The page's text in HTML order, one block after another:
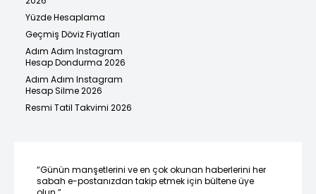
Yüzde Hesaplama
Geçmiş Döviz Fiyatları
Adım Adım Instagram
Hesap Dondurma 2026
Adım Adım Instagram
Hesap Silme 2026
Resmi Tatil Takvimi 2026
“Günün manşetlerini ve en çok okunan haberlerini her
sabah e-postanızdan takip etmek için bültene üye